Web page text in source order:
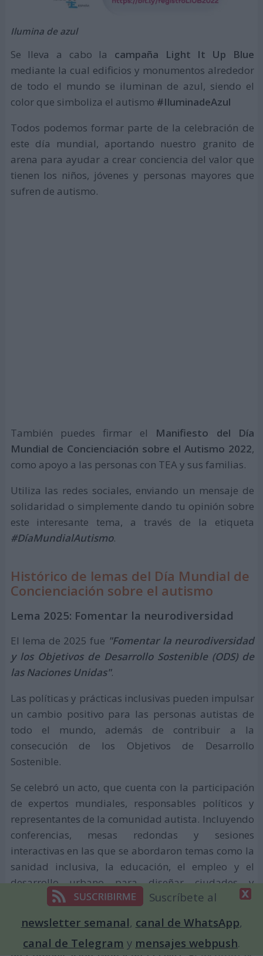
Ilumina de azul
Se lleva a cabo la campaña Light It Up Blue
mediante la cual edificios y monumentos alrededor
de todo el mundo se iluminan de azul, siendo el
color que simboliza el autismo #IluminadeAzul
Todos podemos formar parte de la celebración de
este día mundial, aportando nuestro granito de
arena para ayudar a crear conciencia del valor que
tienen los niños, jóvenes y personas mayores que
sufren de autismo.
También puedes firmar el Manifiesto del Día
Mundial de Concienciación sobre el Autismo 2022,
como apoyo a las personas con TEA y sus familias.
Utiliza las redes sociales, enviando un mensaje de
solidaridad o simplemente dando tu opinión sobre
este interesante tema, a través de la etiqueta
#DíaMundialAutismo.
Histórico de lemas del Día Mundial de
Concienciación sobre el autismo
Lema 2025: Fomentar la neurodiversidad
El lema de 2025 fue "Fomentar la neurodiversidad
y los Objetivos de Desarrollo Sostenible (ODS) de
las Naciones Unidas".
Las políticas y prácticas inclusivas pueden impulsar
un cambio positivo para las personas autistas de
todo el mundo, además de contribuir a la
consecución de los Objetivos de Desarrollo
Sostenible.
Se celebró un acto, que cuenta con la participación
de expertos mundiales, responsables políticos y
representantes de la comunidad autista. Incluyendo
conferencias, mesas redondas y sesiones
interactivas en las que se abordaron temas como la
sanidad inclusiva, la educación, el empleo y el
desarrollo urbano para diseñar ciudades y
comunidades favorables al autismo.
El evento estuvo organizado por elInstituto de
Neurodiversidad, con el apoyo delDepartamento
Suscríbete al
newsletter semanal, canal de WhatsApp,
canal de Telegram y mensajes webpush.